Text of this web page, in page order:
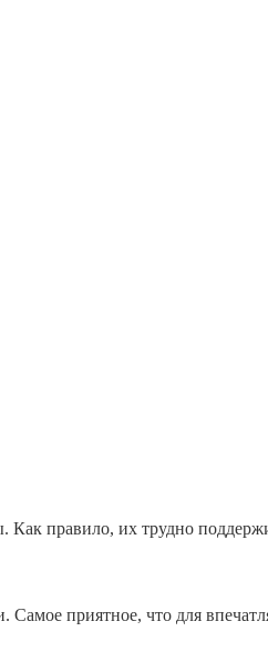
правило, их трудно
приятное, что для